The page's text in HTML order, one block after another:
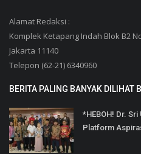
Alamat Redaksi :
Komplek Ketapang Indah Blok B2
Jakarta 11140
Telepon (62-21) 6340960
BERITA PALING BANYAK DILIHAT
*HEBOH! Dr.
Platform